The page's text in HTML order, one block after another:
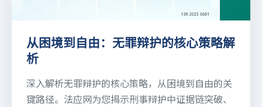
从困境到自由：无罪辩护的核心策略解
析
深入解析无罪辩护的核心策略，从困境到自由的关
键路径。法应网为您揭示刑事辩护中证据链突破、